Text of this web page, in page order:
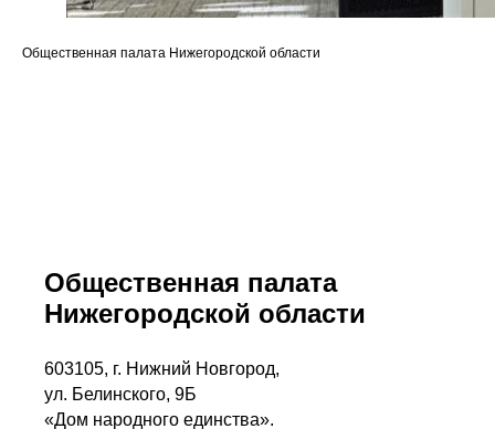
Общественная палата Нижегородской области
Общественная палата
Нижегородской области
603105, г. Нижний Новгород,
ул. Белинского, 9Б
«Дом народного единства».